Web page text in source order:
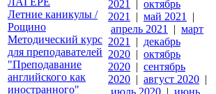
Летние каникулы /
Рощино
Методический курс
для преподавателей
"Преподавание
английского как
иностранного"
2021
| октябрь
2021
| май 2021
|
апрель 2021
| март
2021
| декабрь
2020 | октябрь
2020 | сентябрь
2020 | август 2020 |
июль 2020 | июнь